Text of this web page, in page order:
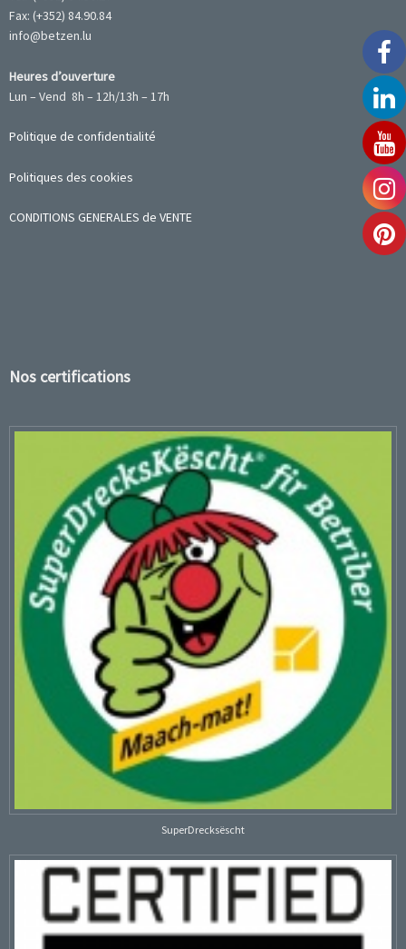
Fax: (+352) 84.90.84
info@betzen.lu
Heures d’ouverture
Lun – Vend 8h – 12h/13h – 17h
Politique de confidentialité
Politiques des cookies
CONDITIONS GENERALES de VENTE
Nos certifications
SuperDrecksëscht